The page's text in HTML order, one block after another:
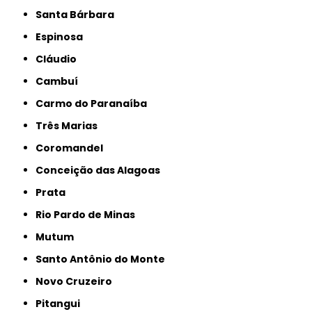
Santa Bárbara
Espinosa
Cláudio
Cambuí
Carmo do Paranaíba
Três Marias
Coromandel
Conceição das Alagoas
Prata
Rio Pardo de Minas
Mutum
Santo Antônio do Monte
Novo Cruzeiro
Pitangui